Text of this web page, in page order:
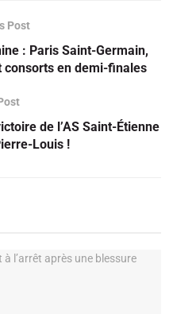
Post
: Paris Saint-Germain,
consorts en demi-finales
de l’AS Saint-Étienne
Louis !